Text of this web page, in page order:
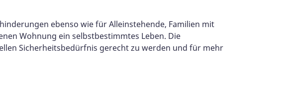
ebenso wie für Alleinstehende, Familien mit
Wohnung ein selbstbestimmtes Leben. Die
Sicherheitsbedürfnis gerecht zu werden und für mehr